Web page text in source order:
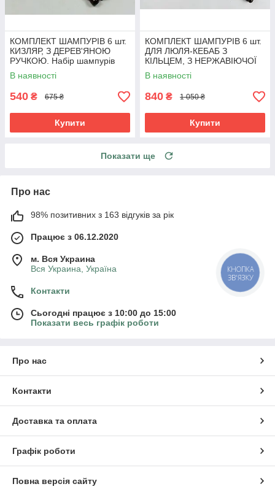
КОМПЛЕКТ ШАМПУРІВ 6 шт.
КИЗЛЯР, З ДЕРЕВ'ЯНОЮ
РУЧКОЮ. Набір шампурів
для мангала з нержавійки
В наявності
540 ₴ 675 ₴
Купити
КОМПЛЕКТ ШАМПУРІВ 6 шт.
ДЛЯ ЛЮЛЯ-КЕБАБ З
КІЛЬЦЕМ, З НЕРЖАВІЮЧОЇ
СТАЛІ. НАБІР ШАМПУРОВ
В наявності
840 ₴ 1 050 ₴
Купити
Показати ще
Про нас
98% позитивних з 163 відгуків за рік
Працює з 06.12.2020
м. Вся Украина
Вся Украина, Україна
Контакти
Сьогодні працює з 10:00 до 15:00
Показати весь графік роботи
Про нас
Контакти
Доставка та оплата
Графік роботи
Повна версія сайту
КНОПКА
ЗВ'ЯЗКУ